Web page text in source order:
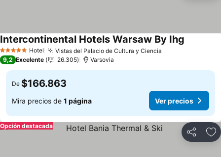
5 Estrellas Hotel Vistas del Palacio de Cultura y Ciencia
Intercontinental Hotels Warsaw By Ihg
9,2 Excelente 26.305 Varsovia
De $166.863
Mira precios de 1 página Ver precios
Compartir
Opción destacada